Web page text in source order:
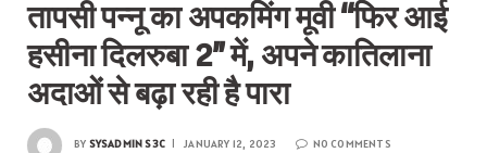
तापसी पन्नू का अपकमिंग मूवी “फिर आई
हसीना दिलरुबा 2” में, अपने कातिलाना
अदाओं से बढ़ा रही है पारा
BY SYSADMIN S3C JANUARY 12, 2023 NO COMMENTS